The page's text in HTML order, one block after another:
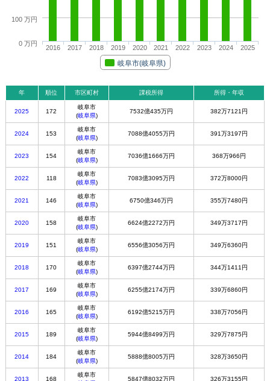
岐阜市(岐阜県)
2016 2017 2018 2019 2020 2021 2022 2023 2024 2025
0 万円
100 万円
年 順位 市区町村 課税所得 所得・年収
2025 172
岐阜市
(岐阜県)
7532億435万円 382万7121円
2024 153
岐阜市
(岐阜県)
7088億4055万円 391万3197円
2023 154
岐阜市
(岐阜県)
7036億1666万円 368万966円
2022 118
岐阜市
(岐阜県)
7083億3095万円 372万8000円
2021 146
岐阜市
(岐阜県)
6750億346万円 355万7480円
2020 158
岐阜市
(岐阜県)
6624億2272万円 349万3717円
2019 151
岐阜市
(岐阜県)
6556億3056万円 349万6360円
2018 170
岐阜市
(岐阜県)
6397億2744万円 344万1411円
2017 169
岐阜市
(岐阜県)
6255億2174万円 339万6860円
2016 165
岐阜市
(岐阜県)
6192億5215万円 338万7056円
2015 189
岐阜市
(岐阜県)
5944億8499万円 329万7875円
2014 184
岐阜市
(岐阜県)
5888億8005万円 328万3650円
2013 168
岐阜市
5847億8032万円 326万3155円